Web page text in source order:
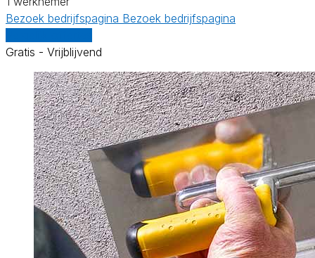
Bezoek bedrijfspagina Bezoek bedrijfspagina
Gratis - Vrijblijvend